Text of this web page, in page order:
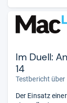
Im Duell:
14
Testbericht
Der Einsatz